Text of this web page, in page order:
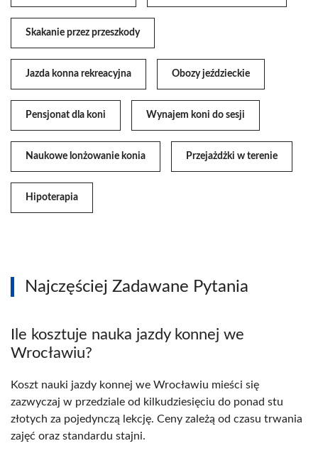
Skakanie przez przeszkody
Jazda konna rekreacyjna Obozy jeździeckie
Pensjonat dla koni Wynajem koni do sesji
Naukowe lonżowanie konia Przejażdżki w terenie
Hipoterapia
Najczęściej Zadawane Pytania
Ile kosztuje nauka jazdy konnej we
Wrocławiu?
Koszt nauki jazdy konnej we Wrocławiu mieści się
zazwyczaj w przedziale od kilkudziesięciu do ponad stu
złotych za pojedynczą lekcję. Ceny zależą od czasu trwania
zajęć oraz standardu stajni.